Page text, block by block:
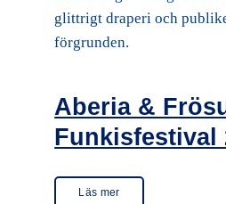
Aberia &
Funkisfestival
Läs mer